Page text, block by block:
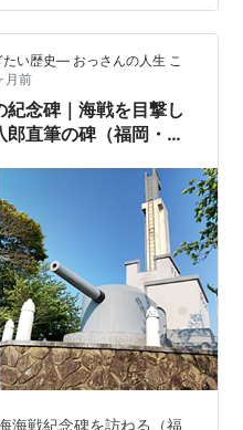
となった沖ノ島から50キ
り広げられた玄界灘を一
霊碑があります。 この場
い👇…
い歴史― おっさんの人生 こ
月前
紀念碑｜海戦を目撃し
直筆の碑（福岡・福
海戦紀念碑を訪ねる（福